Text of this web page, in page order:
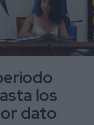
los
dato